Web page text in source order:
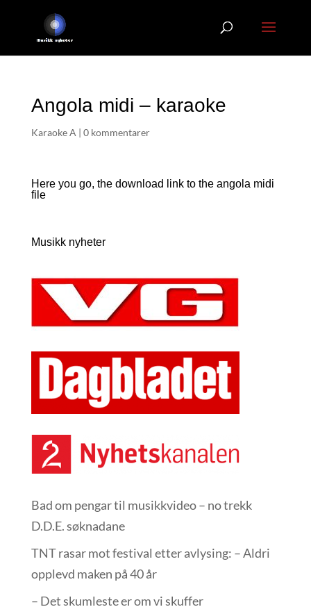
Angola midi – karaoke
Karaoke A | 0 kommentarer
Here you go, the download link to the angola midi
file
Musikk nyheter
Bad om pengar til musikkvideo – no trekk
D.D.E. søknadane
TNT rasar mot festival etter avlysing: – Aldri
opplevd maken på 40 år
– Det skumleste er om vi skuffer